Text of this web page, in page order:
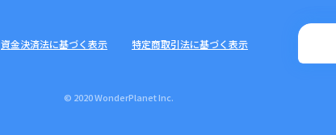
資金決済法に基づく表示 特定商取引法に基づく表示
© 2020 WonderPlanet Inc.